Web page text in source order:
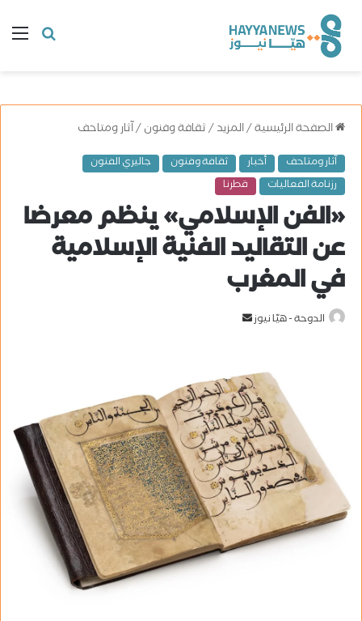
البحث
الصفحة الرئيسية/المزيد/ثقافة وفنون/آثار ومتاحف
آثار ومتاحف أخبار ثقافة وفنون
جاليري الفنون
رزنامة الفعاليات
قطرنا
«الفن الإسلامي» ينظم معرضا
عن التقاليد الفنية الإسلامية
في المغرب
الدوحة - هيّا نيوز
ل
ب
ر
ي
د
ا
إ
ل
ك
ت